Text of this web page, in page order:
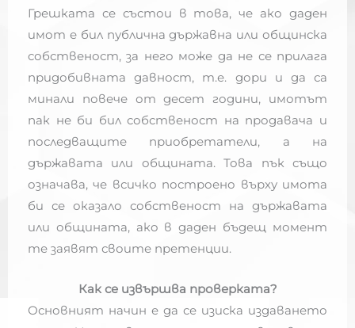
Грешката се състои в това, че ако даден
имот е бил публична държавна или общинска
собственост, за него може да не се прилага
придобивната давност, т.е. дори и да са
минали повече от десет години, имотът
пак не би бил собственост на продавача и
последващите приобретатели, а на
държавата или общината. Това пък също
означава, че всичко построено върху имота
би се оказало собственост на държавата
или общината, ако в даден бъдещ момент
те заявят своите претенции.
Как се извършва проверката?
Основният начин е да се изиска издаването